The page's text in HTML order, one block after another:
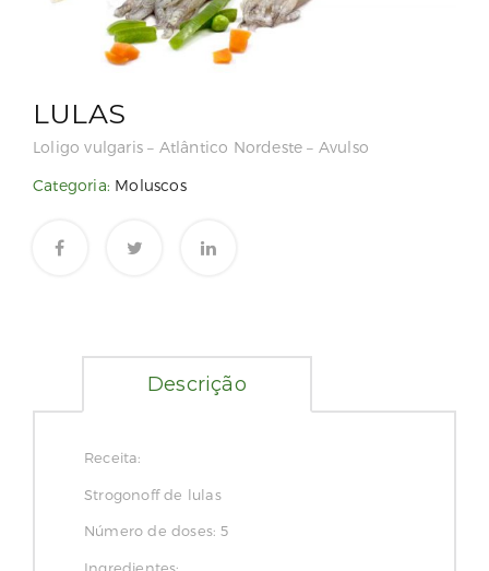
LULAS
Loligo vulgaris – Atlântico Nordeste – Avulso
Categoria: Moluscos
Descrição
Receita:
Strogonoff de lulas
Número de doses: 5
Ingredientes: